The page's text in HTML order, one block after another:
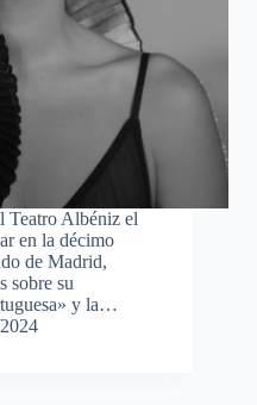
Teatro Albéniz el
en la décimo
de Madrid,
sobre su
y la…